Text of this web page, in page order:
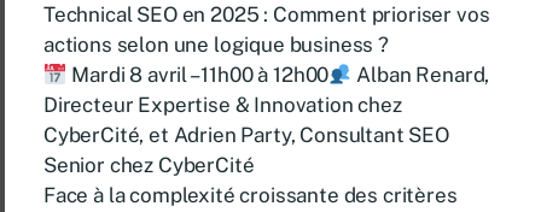
Technical SEO en 2025 : Comment prioriser vos
actions selon une logique business ?
Mardi 8 avril – 11h00 à 12h00
Alban Renard,
Directeur Expertise & Innovation chez
CyberCité, et Adrien Party, Consultant SEO
Senior chez CyberCité
Face à la complexité croissante des critères